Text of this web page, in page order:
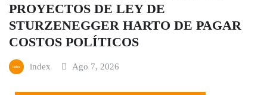
PROYECTOS DE LEY DE
STURZENEGGER HARTO DE PAGAR
COSTOS POLÍTICOS
index Ago 7, 2026